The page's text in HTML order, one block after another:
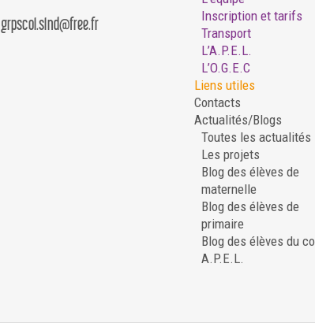
grpscol.slnd@free.fr
Inscription et tarifs
Transport
L’A.P.E.L.
L’O.G.E.C
Liens utiles
Contacts
Actualités/Blogs
Toutes les actualités
Les projets
Blog des élèves de
maternelle
Blog des élèves de
primaire
Blog des élèves du
A.P.E.L.